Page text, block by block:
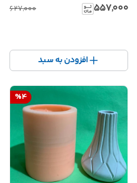
۵۵۷٬۰۰۰ ۶۲۷٬۰۰۰
افزودن به سبد
%4